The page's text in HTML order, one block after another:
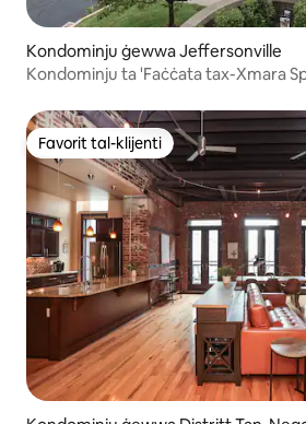
Kondominju ġewwa Jeffersonville
Kondominju ta 'Faċċata tax-Xmara
Favorit tal-klijenti
Favorit tal-klijenti